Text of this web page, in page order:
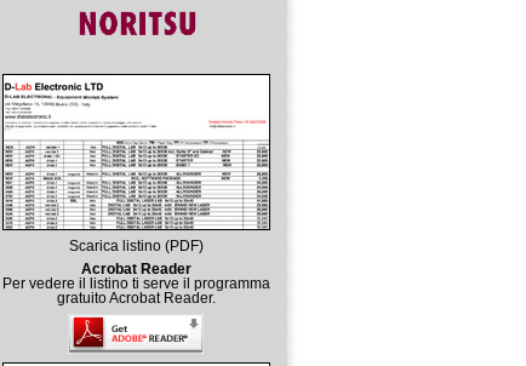
Scarica listino (PDF)
Acrobat Reader
Per vedere il listino ti serve il programma
gratuito Acrobat Reader.